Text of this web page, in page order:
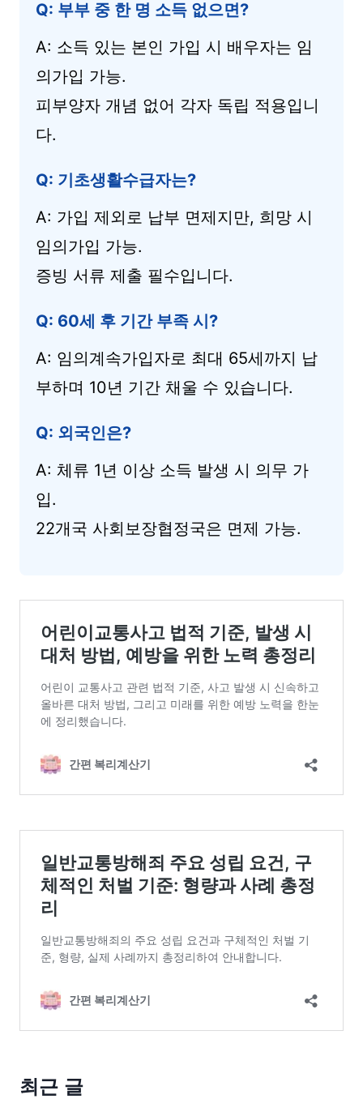
Q: 부부 중 한 명 소득 없으면?
A: 소득 있는 본인 가입 시 배우자는 임
의가입 가능.
피부양자 개념 없어 각자 독립 적용입니
다.
Q: 기초생활수급자는?
A: 가입 제외로 납부 면제지만, 희망 시
임의가입 가능.
증빙 서류 제출 필수입니다.
Q: 60세 후 기간 부족 시?
A: 임의계속가입자로 최대 65세까지 납
부하며 10년 기간 채울 수 있습니다.
Q: 외국인은?
A: 체류 1년 이상 소득 발생 시 의무 가
입.
22개국 사회보장협정국은 면제 가능.
최근 글